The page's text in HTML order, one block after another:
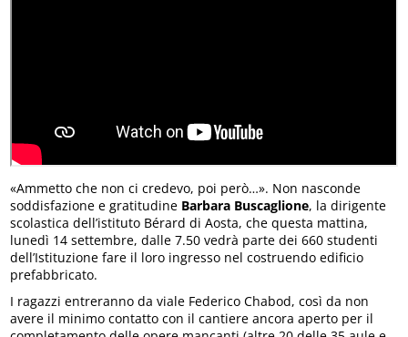
«Ammetto che non ci credevo, poi però…». Non nasconde
soddisfazione e gratitudine Barbara Buscaglione, la dirigente
scolastica dell’istituto Bérard di Aosta, che questa mattina,
lunedì 14 settembre, dalle 7.50 vedrà parte dei 660 studenti
dell’Istituzione fare il loro ingresso nel costruendo edificio
prefabbricato.
I ragazzi entreranno da viale Federico Chabod, così da non
avere il minimo contatto con il cantiere ancora aperto per il